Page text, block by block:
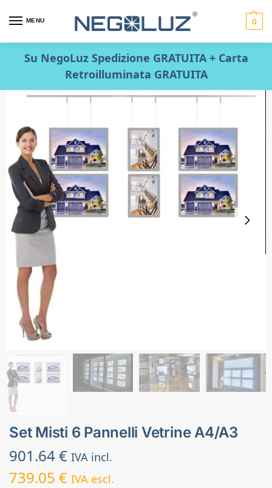
MENU 0
Su NegoLuz Spedizione GRATUITA + Carta
Retroilluminata GRATUITA
Set Misti 6 Pannelli Vetrine A4/A3
901.64€ IVA incl.
739.05 € IVA escl.